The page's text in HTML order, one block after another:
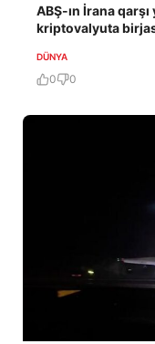
ABŞ-ın İrana
kriptovalyuta
DÜNYA
0 0